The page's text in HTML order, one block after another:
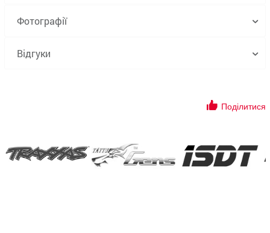
Фотографії
Відгуки
Поділитися